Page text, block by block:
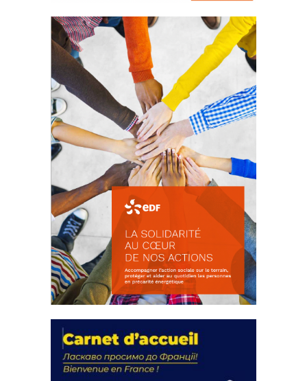
La prévention des conflits
d’intérêts
18 septembre 2023
FEUILLETER
actions
18 septembre 2023
FEUILLETER